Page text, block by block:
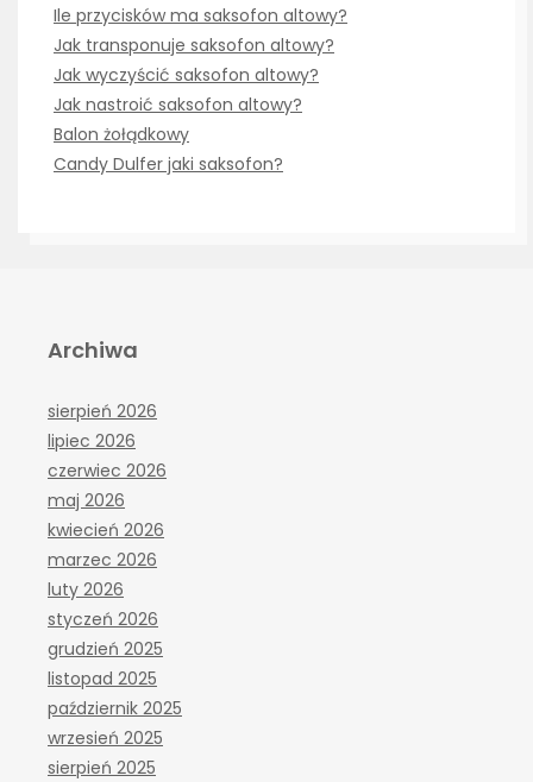
Ile przycisków ma saksofon altowy?
Jak transponuje saksofon altowy?
Jak wyczyścić saksofon altowy?
Jak nastroić saksofon altowy?
Balon żołądkowy
Candy Dulfer jaki saksofon?
Archiwa
sierpień 2026
lipiec 2026
czerwiec 2026
maj 2026
kwiecień 2026
marzec 2026
luty 2026
styczeń 2026
grudzień 2025
listopad 2025
październik 2025
wrzesień 2025
sierpień 2025